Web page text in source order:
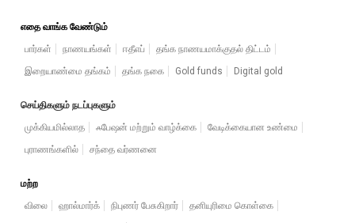
எதை வாங்க வேண்டும்
பார்கள்
நாணயங்கள் ஈதீஎப்
தங்க நாணயமாக்குதல் திட்டம்
இறையாண்மை தங்கம்
தங்க நகை Gold funds Digital gold
செய்திகளும் நடப்புகளும்
முக்கியமில்லாத
ஃபேஷன் மற்றும் வாழ்க்கை
வேடிக்கையான உண்மை
புராணங்களில்
சந்தை வர்ணனை
மற்ற
விலை
ஹால்மார்க் நிபுணர் பேசுகிறார்
தனியுரிமை கொள்கை